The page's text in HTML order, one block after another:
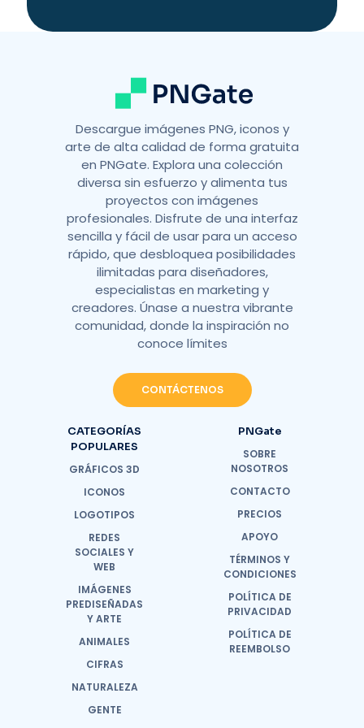
Descargue imágenes PNG, iconos y
arte de alta calidad de forma gratuita
en PNGate. Explora una colección
diversa sin esfuerzo y alimenta tus
proyectos con imágenes
profesionales. Disfrute de una interfaz
sencilla y fácil de usar para un acceso
rápido, que desbloquea posibilidades
ilimitadas para diseñadores,
especialistas en marketing y
creadores. Únase a nuestra vibrante
comunidad, donde la inspiración no
conoce límites
CONTÁCTENOS
CATEGORÍAS
POPULARES
GRÁFICOS 3D
ICONOS
LOGOTIPOS
REDES
SOCIALES Y
WEB
IMÁGENES
PREDISEÑADAS
Y ARTE
ANIMALES
CIFRAS
NATURALEZA
GENTE
PNGate
SOBRE
NOSOTROS
CONTACTO
PRECIOS
APOYO
TÉRMINOS Y
CONDICIONES
POLÍTICA DE
PRIVACIDAD
POLÍTICA DE
REEMBOLSO